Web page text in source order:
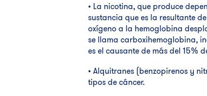
• La nicotina, que produce
sustancia que es la resultante
oxígeno a la hemoglobina
se llama carboxihemoglobina,
es el causante de más del 15%
• Alquitranes (benzopirenos y
tipos de cáncer.